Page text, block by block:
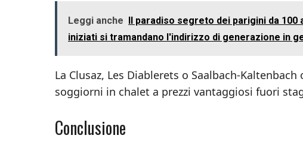
Leggi anche Il paradiso segreto dei parigini da
iniziati si tramandano l'indirizzo di generazione in
La Clusaz, Les Diablerets o Saalbach-
soggiorni in chalet a prezzi vantaggiosi fuori
Conclusione